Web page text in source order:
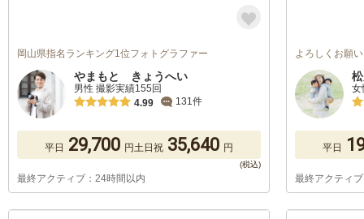
岡山県指名ランキング1位フォトグラファー
やまもと きょうへい
男性 撮影実績155回
4.99
131件
平日 29,700 円土日祝 35,640 円
最終アクティブ：24時間以内
よろしくお願
女
平日
最終アクティ